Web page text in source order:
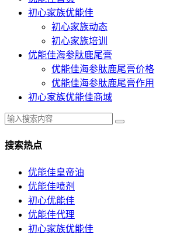
初心家族优能佳
初心家族动态
初心家族培训
优能佳海参肽鹿尾膏
优能佳海参肽鹿尾膏价格
优能佳海参肽鹿尾膏作用
初心家族优能佳商城
搜索热点
优能佳皇帝油
优能佳喷剂
初心优能佳
优能佳代理
初心家族优能佳